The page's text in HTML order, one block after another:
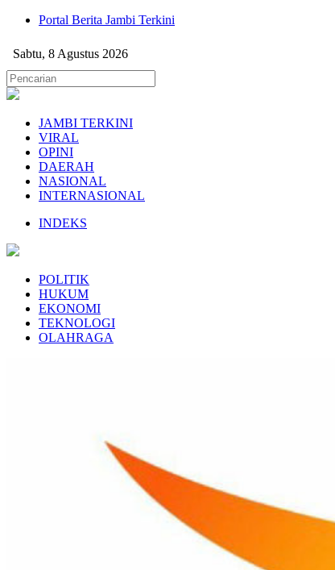
Portal Berita Jambi Terkini
Sabtu, 8 Agustus 2026
JAMBI TERKINI
VIRAL
OPINI
DAERAH
NASIONAL
INTERNASIONAL
INDEKS
POLITIK
HUKUM
EKONOMI
TEKNOLOGI
OLAHRAGA